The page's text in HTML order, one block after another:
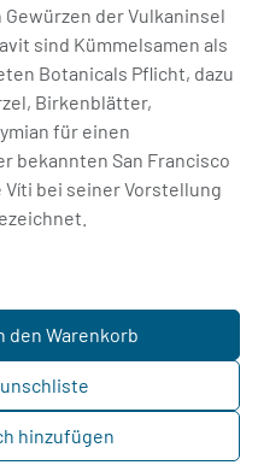
der Vulkaninsel
sind Kümmelsamen als
Botanicals Pflicht, dazu
Birkenblätter,
für einen
bekannten San Francisco
bei seiner Vorstellung
den Warenkorb
hinzufügen